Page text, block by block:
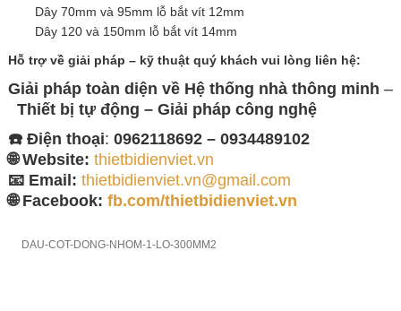
Dây 70mm và 95mm lỗ bắt vít 12mm
Dây 120 và 150mm lỗ bắt vít 14mm
Hỗ trợ về giải pháp – kỹ thuật quý khách vui lòng liên hệ:
Giải pháp toàn diện về Hệ thống nhà thông minh –
Thiết bị tự động – Giải pháp công nghệ
☎️ Điện thoại: 0962118692 – 0934489102
🌐 Website: thietbidienviet.vn
📧 Email: thietbidienviet.vn@gmail.com
🌐 Facebook: fb.com/thietbidienviet.vn
DAU-COT-DONG-NHOM-1-LO-300MM2